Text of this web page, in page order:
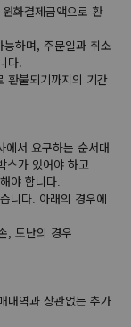
화결제금액으로 환
하며, 주문일과 취소
다.
환불되기까지의 기간
에서 요구하는 순서대
스가 있어야 하고
야 합니다.
니다. 아래의 경우에
, 도난의 경우
내역과 상관없는 추가